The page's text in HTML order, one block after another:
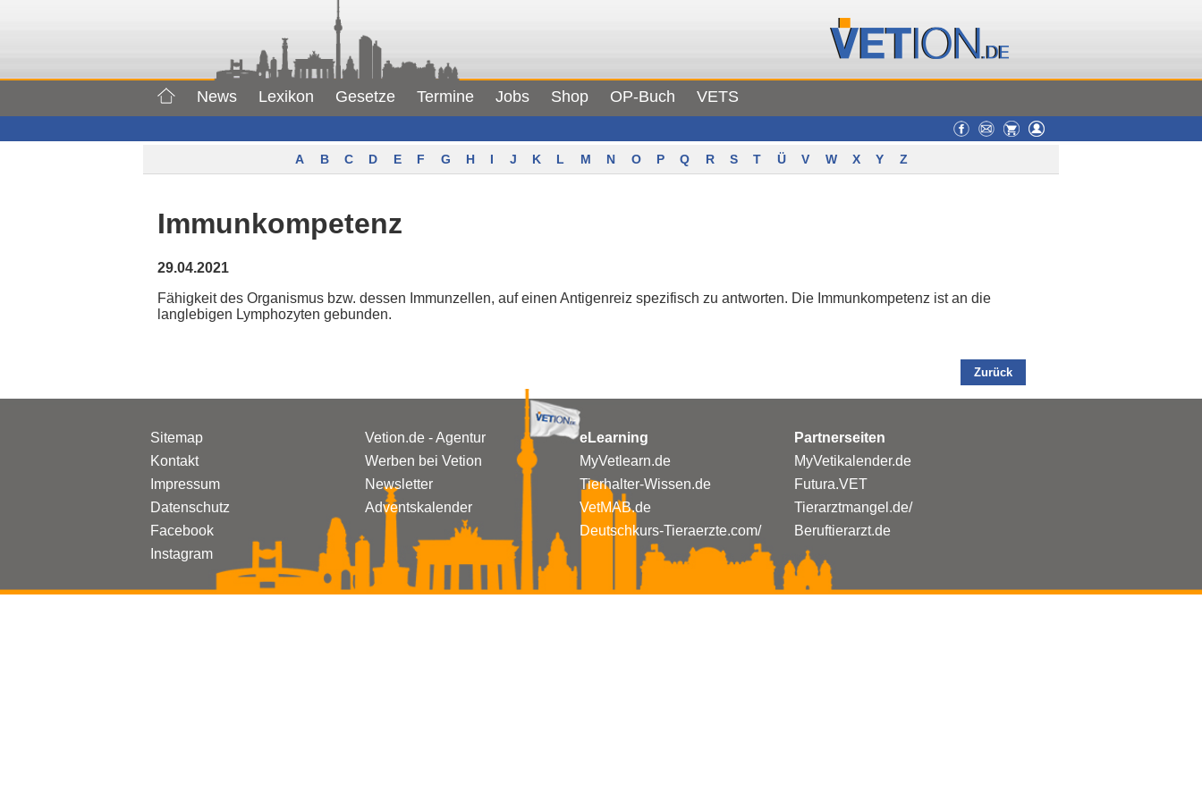
News Lexikon Gesetze Termine Jobs Shop OP-Buch VETS
A B C D E F G H I J K L M N O P Q R S T Ü V W X Y Z
Immunkompetenz
29.04.2021
Fähigkeit des Organismus bzw. dessen Immunzellen, auf einen Antigenreiz spezifisch zu antworten. Die Immunkompetenz ist an die
langlebigen Lymphozyten gebunden.
Zurück
Sitemap
Kontakt
Impressum
Datenschutz
Facebook
Instagram
Vetion.de - Agentur
Werben bei Vetion
Newsletter
Adventskalender
eLearning
MyVetlearn.de
Tierhalter-Wissen.de
VetMAB.de
Deutschkurs-Tieraerzte.com/
Partnerseiten
MyVetikalender.de
Futura.VET
Tierarztmangel.de/
Beruftierarzt.de